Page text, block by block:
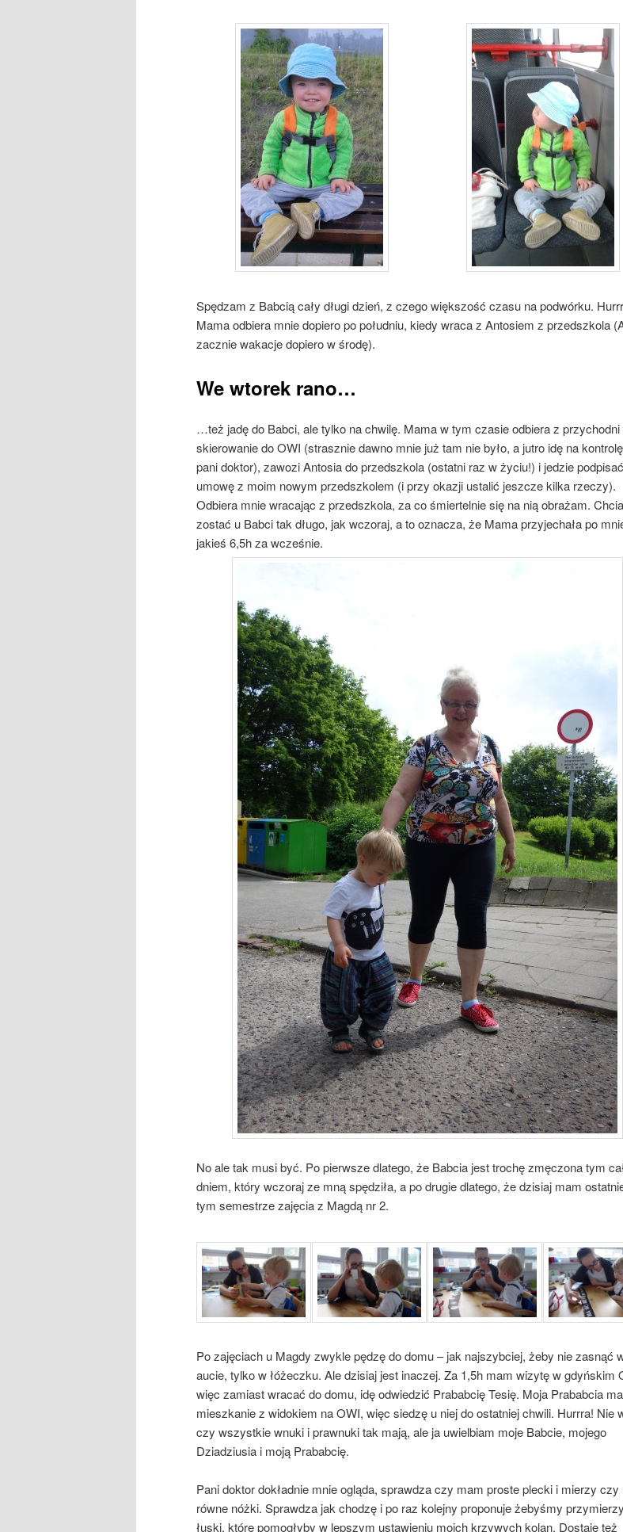
Spędzam z Babcią cały długi dzień, z czego większość czasu na podwórku.
Mama odbiera mnie dopiero po południu, kiedy wraca z Antosiem z przedszkola
zacznie wakacje dopiero w środę).
We wtorek rano…
…też jadę do Babci, ale tylko na chwilę. Mama w tym czasie odbiera z przychodni
skierowanie do OWI (strasznie dawno mnie już tam nie było, a jutro idę na
pani doktor), zawozi Antosia do przedszkola (ostatni raz w życiu!) i jedzie podpisać
umowę z moim nowym przedszkolem (i przy okazji ustalić jeszcze kilka rzeczy).
Odbiera mnie wracając z przedszkola, za co śmiertelnie się na nią obrażam.
zostać u Babci tak długo, jak wczoraj, a to oznacza, że Mama przyjechała po
jakieś 6,5h za wcześnie.
No ale tak musi być. Po pierwsze dlatego, że Babcia jest trochę zmęczona tym
dniem, który wczoraj ze mną spędziła, a po drugie dlatego, że dzisiaj mam
tym semestrze zajęcia z Magdą nr 2.
Po zajęciach u Magdy zwykle pędzę do domu – jak najszybciej, żeby nie zasnąć
aucie, tylko w łóżeczku. Ale dzisiaj jest inaczej. Za 1,5h mam wizytę w gdyńskim
więc zamiast wracać do domu, idę odwiedzić Prababcię Tesię. Moja Prababcia ma
mieszkanie z widokiem na OWI, więc siedzę u niej do ostatniej chwili. Hurrra! Nie
czy wszystkie wnuki i prawnuki tak mają, ale ja uwielbiam moje Babcie, mojego
Dziadziusia i moją Prababcię.
Pani doktor dokładnie mnie ogląda, sprawdza czy mam proste plecki i mierzy czy
równe nóżki. Sprawdza jak chodzę i po raz kolejny proponuje żebyśmy
łuski, które pomogłyby w lepszym ustawieniu moich krzywych kolan. Dostaję też